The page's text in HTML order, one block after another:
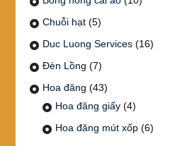
Chuỗi hạt (5)
Duc Luong Services (16)
Đèn Lồng (7)
Hoa đăng (43)
Hoa đăng giấy (4)
Hoa đăng mút xốp (6)